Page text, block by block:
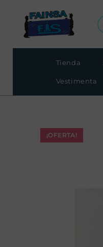
Tienda
Vestimenta
¡OFERTA!